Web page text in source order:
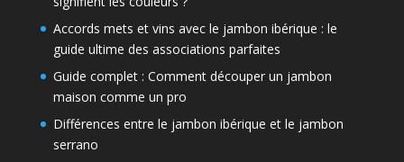
Accords mets et vins avec le jambon ibérique : le
guide ultime des associations parfaites
Guide complet : Comment découper un jambon
maison comme un pro
Différences entre le jambon ibérique et le jambon
serrano